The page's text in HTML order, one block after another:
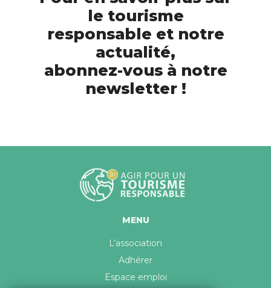
le tourisme
responsable et notre
actualité,
abonnez-vous à notre
newsletter !
MENU
L’association
Adhérer
Espace emploi